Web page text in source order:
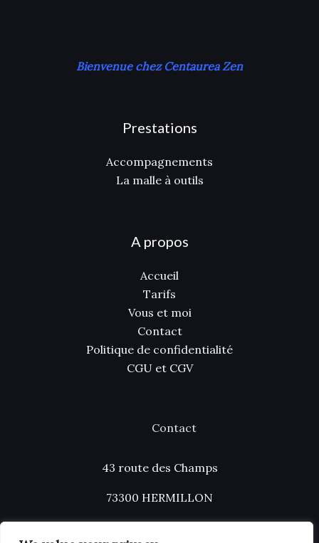
Bienvenue chez Centaurea Zen
Prestations
Accompagnements
La malle à outils
A propos
Accueil
Tarifs
Vous et moi
Contact
Politique de confidentialité
CGU et CGV
Contact
43 route des Champs
73300 HERMILLON